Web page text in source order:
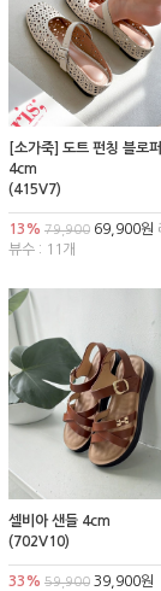
[소가죽] 도트 펀칭 블로퍼
4cm
(415V7)
13% 79,900 69,900원
뷰수 : 11개
셀비아 샌들 4cm
(702V10)
33% 59,900 39,900원